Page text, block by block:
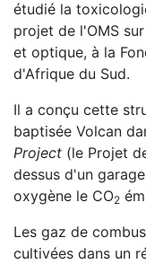
étudié la
projet de l'OMS
et optique, à la
d'Afrique du Sud.
Il a conçu cette
baptisée Volcan
Project (le Projet
dessus d'un
oxygène le CO2
Les gaz de
cultivées dans un